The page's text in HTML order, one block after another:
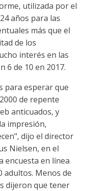
utilizada por el
años para las
más que el
de los
interés en las
6 de 10 en 2017.
para esperar que
de repente
anticuados, y
impresión,
dijo el director
Nielsen, en el
encuesta en línea
adultos. Menos de
dijeron que tener